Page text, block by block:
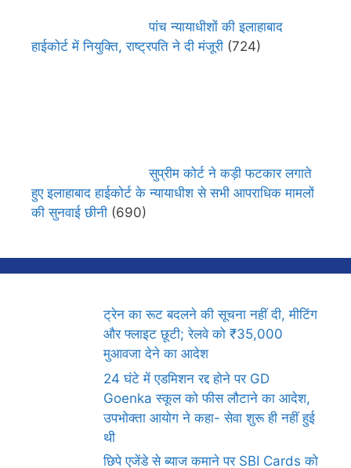
पांच न्यायाधीशों की इलाहाबाद
हाईकोर्ट में नियुक्ति, राष्ट्रपति ने दी मंजूरी (724)
सुप्रीम कोर्ट ने कड़ी फटकार लगाते
हुए इलाहाबाद हाईकोर्ट के न्यायाधीश से सभी आपराधिक मामलों
की सुनवाई छीनी (690)
ट्रेन का रूट बदलने की सूचना नहीं दी, मीटिंग
और फ्लाइट छूटी; रेलवे को ₹35,000
मुआवजा देने का आदेश
24 घंटे में एडमिशन रद्द होने पर GD
Goenka स्कूल को फीस लौटाने का आदेश,
उपभोक्ता आयोग ने कहा- सेवा शुरू ही नहीं हुई
थी
छिपे एजेंडे से ब्याज कमाने पर SBI Cards को